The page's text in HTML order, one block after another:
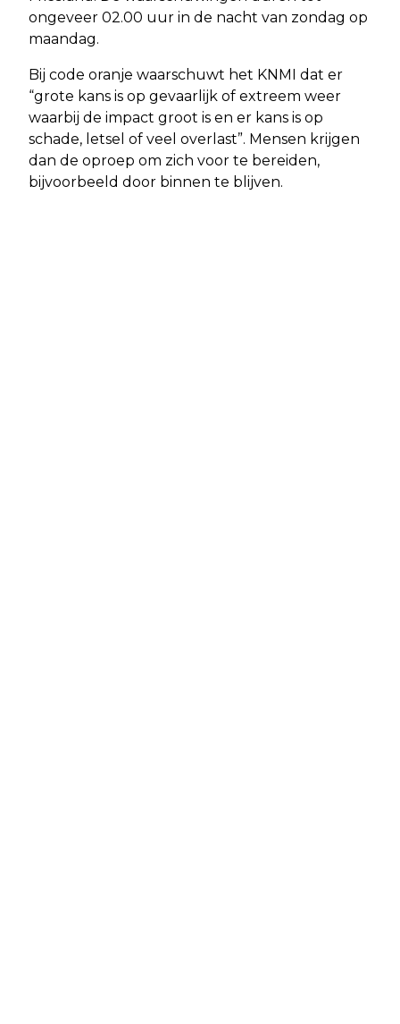
ongeveer 02.00 uur in de nacht van zondag op
maandag.
Bij code oranje waarschuwt het KNMI dat er
“grote kans is op gevaarlijk of extreem weer
waarbij de impact groot is en er kans is op
schade, letsel of veel overlast”. Mensen krijgen
dan de oproep om zich voor te bereiden,
bijvoorbeeld door binnen te blijven.